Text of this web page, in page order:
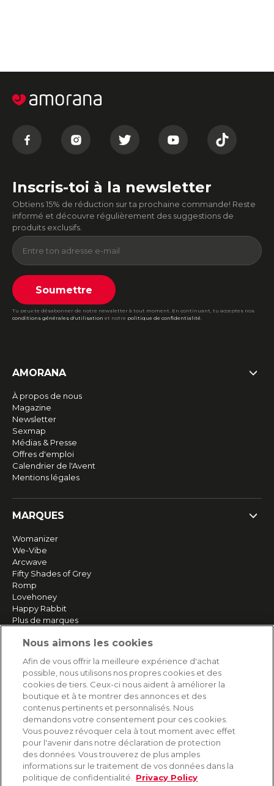
Inscris-toi à la newsletter
Obtiens 15% de réduction sur ta prochaine commande! Reste
informé et découvre régulièrement des suggestions de
produits exclusifs.
Soumettre
Tu peux te désabonner de notre newsletter à tout moment. En continuant, tu acceptes nos
conditions générales d'utilisation et notre politique de confidentialité.
AMORANA
À propos de nous
Magazine
Newsletter
Sexmap
Médias & Presse
Offres d'emploi
Calendrier de l'Avent
Mentions légales
MARQUES
Womanizer
We-Vibe
Arcwave
Fifty Shades of Grey
Romp
Lovehoney
Happy Rabbit
Plus de marques
SERVICE
Livraison rapide et gratuite
Retours & remboursements
Paiement sécurisé
AIDE
Contact
Nous aimons les cookies
Afin de vous offrir la meilleure expérience d'achat
possible, nous utilisons nos propres cookies et des
cookies de tiers. Ceux-ci nous aident à améliorer la
boutique et à te montrer des annonces et des
contenus pertinents et personnalisés. Nous
demandons votre consentement pour ces cookies.
Vous pouvez révoquer cela à tout moment avec effet
pour l'avenir dans notre déclaration de protection
des données. Vous trouverez de plus amples
informations sur le traitement de vos données dans la
politique de confidentialité.
Privacy Policy